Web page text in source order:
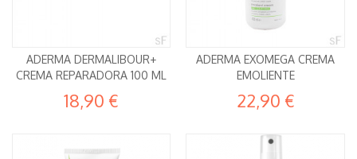
ADERMA DERMALIBOUR+
CREMA REPARADORA 100 ML
18,90 €
ADERMA EXOMEGA CREMA
EMOLIENTE
22,90 €